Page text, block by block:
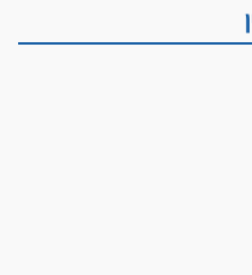
לצמיתות של
עשרות לקוחות,